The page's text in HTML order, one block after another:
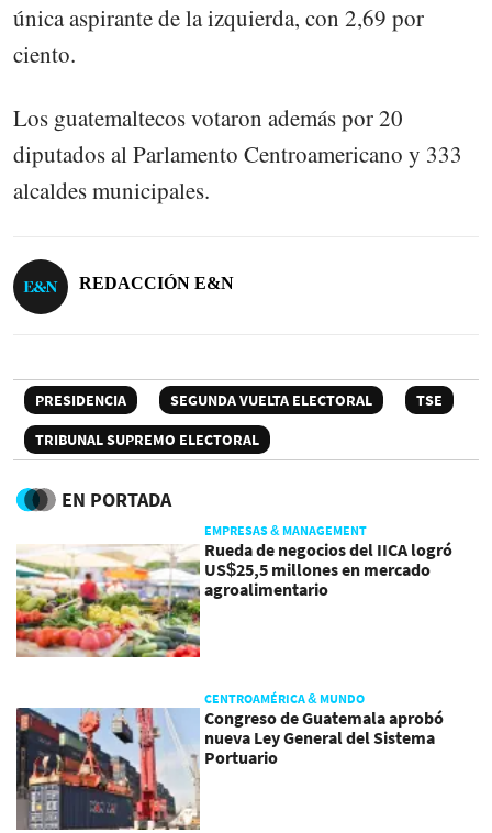
única aspirante de la izquierda, con 2,69 por
ciento.
Los guatemaltecos votaron además por 20
diputados al Parlamento Centroamericano y 333
alcaldes municipales.
REDACCIÓN E&N
PRESIDENCIA SEGUNDA VUELTA ELECTORAL
TSE
TRIBUNAL SUPREMO ELECTORAL
EN PORTADA
EMPRESAS & MANAGEMENT
Rueda de negocios del IICA logró
US$25,5 millones en mercado
agroalimentario
CENTROAMÉRICA & MUNDO
Congreso de Guatemala aprobó
nueva Ley General del Sistema
Portuario